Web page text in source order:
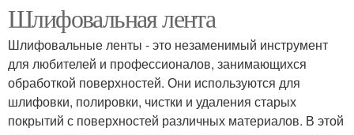
Шлифовальная лента
Шлифовальные ленты - это незаменимый инструмент
для любителей и профессионалов, занимающихся
обработкой поверхностей. Они используются для
шлифовки, полировки, чистки и удаления старых
покрытий с поверхностей различных материалов. В этой